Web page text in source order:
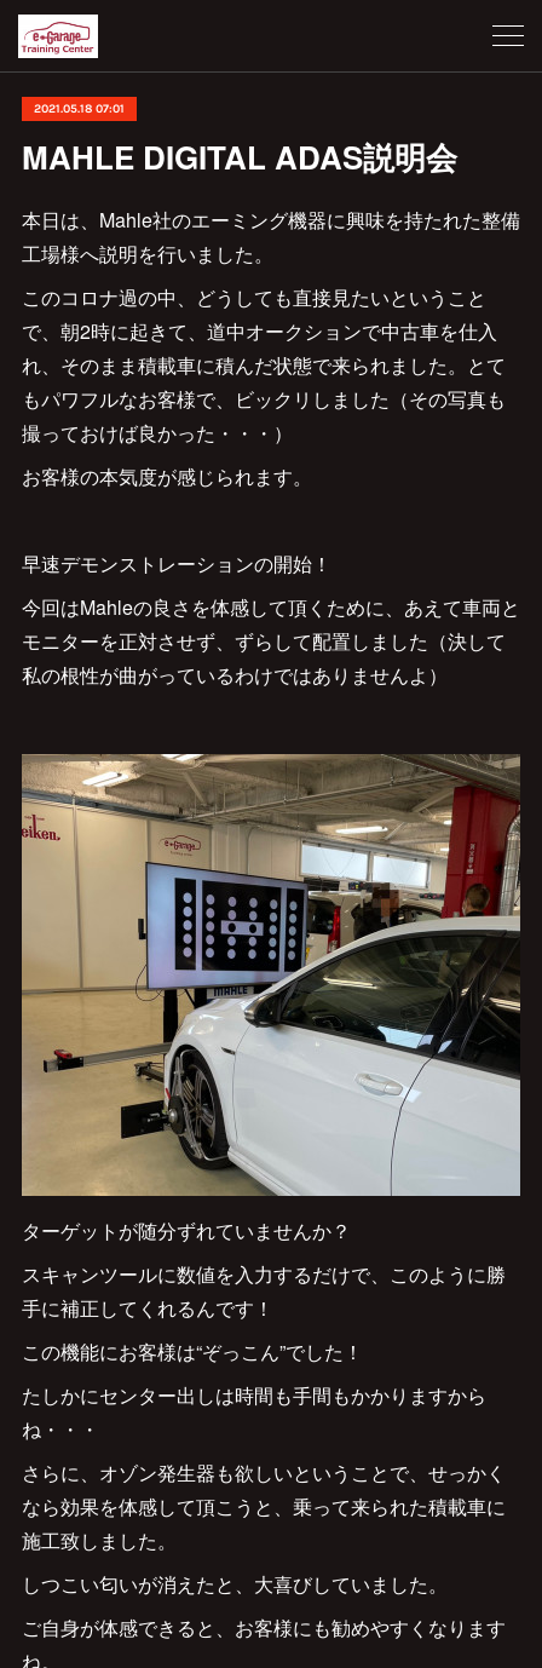
2021.05.18 07:01
MAHLE DIGITAL ADAS説明会
本日は、Mahle社のエーミング機器に興味を持たれた整備
工場様へ説明を行いました。
このコロナ過の中、どうしても直接見たいということ
で、朝2時に起きて、道中オークションで中古車を仕入
れ、そのまま積載車に積んだ状態で来られました。とて
もパワフルなお客様で、ビックリしました（その写真も
撮っておけば良かった・・・）
お客様の本気度が感じられます。
早速デモンストレーションの開始！
今回はMahleの良さを体感して頂くために、あえて車両と
モニターを正対させず、ずらして配置しました（決して
私の根性が曲がっているわけではありませんよ）
ターゲットが随分ずれていませんか？
スキャンツールに数値を入力するだけで、このように勝
手に補正してくれるんです！
この機能にお客様は“ぞっこん”でした！
たしかにセンター出しは時間も手間もかかりますから
ね・・・
さらに、オゾン発生器も欲しいということで、せっかく
なら効果を体感して頂こうと、乗って来られた積載車に
施工致しました。
しつこい匂いが消えたと、大喜びしていました。
ご自身が体感できると、お客様にも勧めやすくなります
ね。